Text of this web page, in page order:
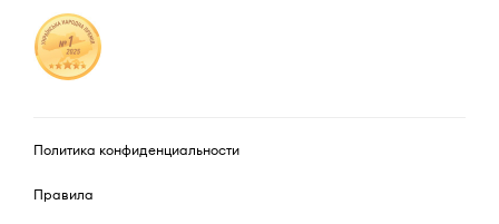
Политика конфиденциальности
Правила